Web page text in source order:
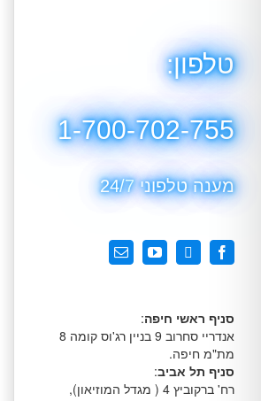
טלפון:
1-700-702-755
מענה טלפוני 24/7
Facebook
X
YouTubeכתובת
סניף ראשי חיפה:
אנדריי סחרוב 9 בניין רג'וס קומה 8
מת"מ חיפה.
סניף תל אביב:
רח' ברקוביץ 4 ( מגדל המוזיאון),